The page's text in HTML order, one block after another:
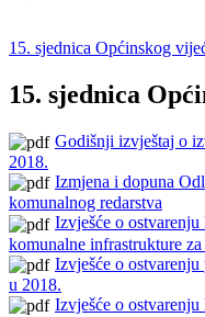
15. sjednica Općinskog
15. sjednica
Godišnji izvještaj o
2018.
Izmjena i dopuna
komunalnog redarstva
Izvješće o
komunalne infrastrukture za
Izvješće o
u 2018.
Izvješće o